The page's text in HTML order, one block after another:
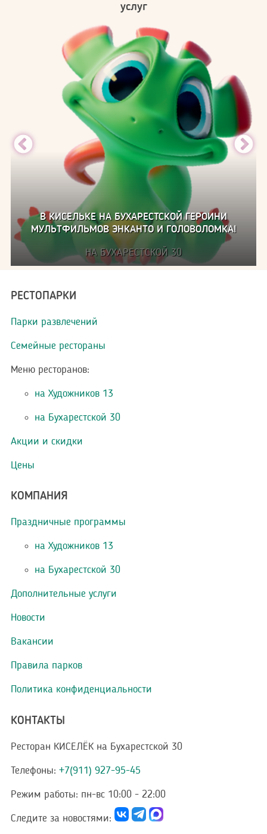
услуг
В КИСЕЛЬКЕ НА БУХАРЕСТСКОЙ ГЕРОИНИ
МУЛЬТФИЛЬМОВ ЭНКАНТО И ГОЛОВОЛОМКА!
НА БУХАРЕСТСКОЙ 30
РЕСТОПАРКИ
Парки развлечений
Семейные рестораны
Меню ресторанов:
на Художников 13
на Бухарестской 30
Акции и скидки
Цены
КОМПАНИЯ
Праздничные программы
на Художников 13
на Бухарестской 30
Дополнительные услуги
Новости
Вакансии
Правила парков
Политика конфиденциальности
КОНТАКТЫ
Ресторан КИСЕЛЁК на Бухарестской 30
Телефоны: +7(911) 927-95-45
Режим работы: пн-вс 10:00 - 22:00
Следите за новостями: